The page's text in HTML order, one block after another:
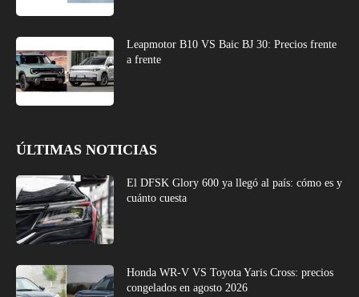
Leapmotor B10 VS Baic BJ 30: Precios frente
a frente
ÚLTIMAS NOTICIAS
El DFSK Glory 600 ya llegó al país: cómo es y
cuánto cuesta
Honda WR-V VS Toyota Yaris Cross: precios
congelados en agosto 2026